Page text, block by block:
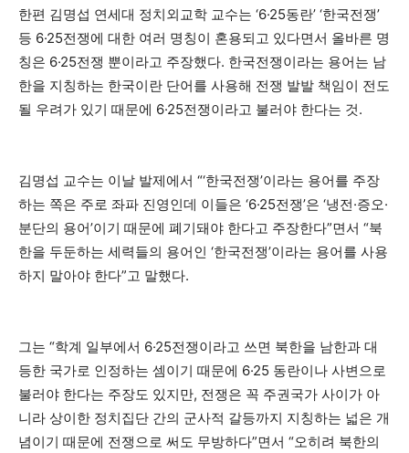
한편 김명섭 연세대 정치외교학 교수는 ‘6·25동란’ ‘한국전쟁’
등 6·25전쟁에 대한 여러 명칭이 혼용되고 있다면서 올바른 명
칭은 6·25전쟁 뿐이라고 주장했다. 한국전쟁이라는 용어는 남
한을 지칭하는 한국이란 단어를 사용해 전쟁 발발 책임이 전도
될 우려가 있기 때문에 6·25전쟁이라고 불러야 한다는 것.
김명섭 교수는 이날 발제에서 “‘한국전쟁’이라는 용어를 주장
하는 쪽은 주로 좌파 진영인데 이들은 ‘6·25전쟁’은 ‘냉전·증오·
분단의 용어’이기 때문에 폐기돼야 한다고 주장한다”면서 “북
한을 두둔하는 세력들의 용어인 ‘한국전쟁’이라는 용어를 사용
하지 말아야 한다”고 말했다.
그는 “학계 일부에서 6·25전쟁이라고 쓰면 북한을 남한과 대
등한 국가로 인정하는 셈이기 때문에 6·25 동란이나 사변으로
불러야 한다는 주장도 있지만, 전쟁은 꼭 주권국가 사이가 아
니라 상이한 정치집단 간의 군사적 갈등까지 지칭하는 넓은 개
념이기 때문에 전쟁으로 써도 무방하다”면서 “오히려 북한의